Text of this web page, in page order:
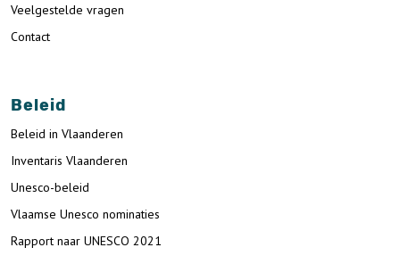
Veelgestelde vragen
Contact
Beleid
Beleid in Vlaanderen
Inventaris Vlaanderen
Unesco-beleid
Vlaamse Unesco nominaties
Rapport naar UNESCO 2021